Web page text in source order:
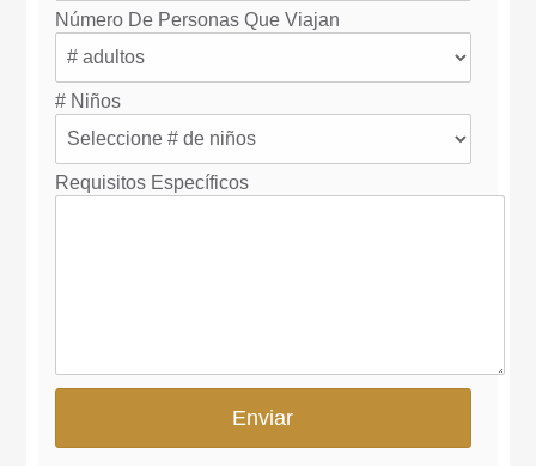
Número De Personas Que Viajan
# Niños
Requisitos Específicos